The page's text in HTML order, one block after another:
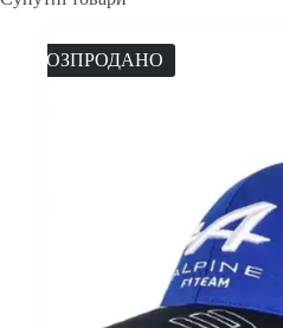
РОЗПРОДАНО